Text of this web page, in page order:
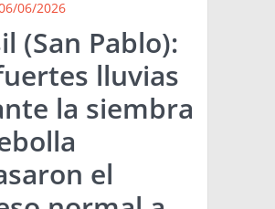
IDIOMAS
06/2026
(San Pablo):
lluvias
la siembra
el